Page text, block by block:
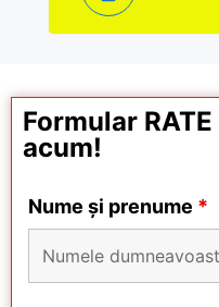
Formular
acum!
Nume și prenume *